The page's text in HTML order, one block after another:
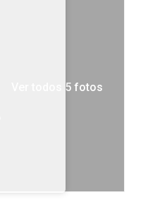
Ver todos 5 fotos